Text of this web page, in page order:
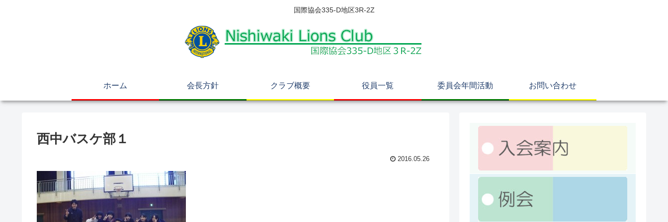
国際協会335-D地区3R-2Z
ホーム 会長方針 クラブ概要 役員一覧 委員会年間活動 お問い合わせ
西中バスケ部１
2016.05.26